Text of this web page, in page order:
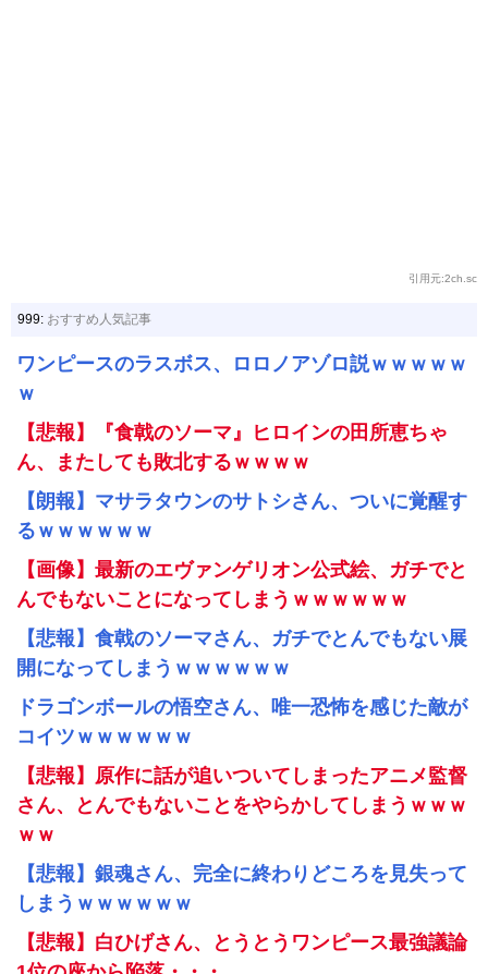
引用元:2ch.sc
999: おすすめ人気記事
ワンピースのラスボス、ロロノアゾロ説ｗｗｗｗｗ
ｗ
【悲報】『食戟のソーマ』ヒロインの田所恵ちゃ
ん、またしても敗北するｗｗｗｗ
【朗報】マサラタウンのサトシさん、ついに覚醒す
るｗｗｗｗｗｗ
【画像】最新のエヴァンゲリオン公式絵、ガチでと
んでもないことになってしまうｗｗｗｗｗｗ
【悲報】食戟のソーマさん、ガチでとんでもない展
開になってしまうｗｗｗｗｗｗ
ドラゴンボールの悟空さん、唯一恐怖を感じた敵が
コイツｗｗｗｗｗｗ
【悲報】原作に話が追いついてしまったアニメ監督
さん、とんでもないことをやらかしてしまうｗｗｗ
ｗｗ
【悲報】銀魂さん、完全に終わりどころを見失って
しまうｗｗｗｗｗｗ
【悲報】白ひげさん、とうとうワンピース最強議論